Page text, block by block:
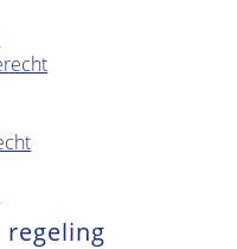
regeling